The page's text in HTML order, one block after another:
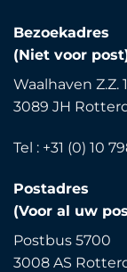
Bezoekadres
(Niet voor
Waalhaven Z.Z.
3089 JH
Tel : +31 (0) 10
Postadres
(Voor al uw
Postbus 5700
3008 AS